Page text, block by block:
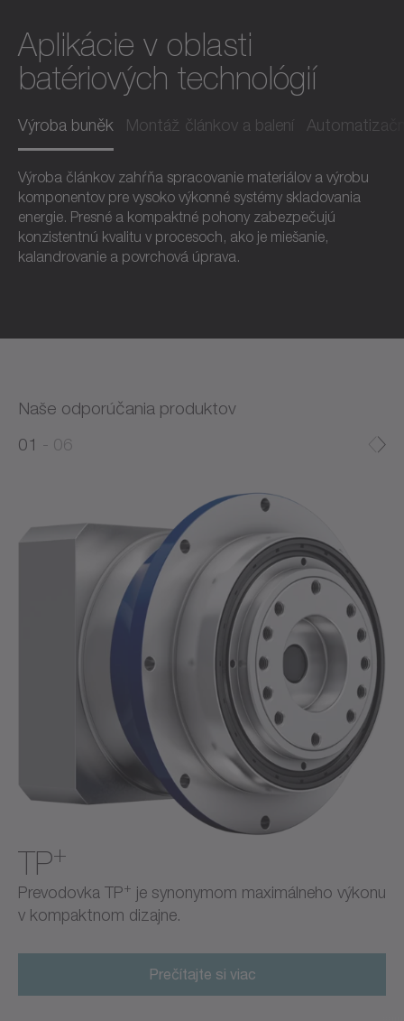
Aplikácie v oblasti
batériových technológií
Výroba buněk Montáž článkov a balení
Výroba článkov zahŕňa spracovanie materiálov a výrobu
komponentov pre vysoko výkonné systémy skladovania
energie. Presné a kompaktné pohony zabezpečujú
konzistentnú kvalitu v procesoch, ako je miešanie,
kalandrovanie a povrchová úprava.
Naše odporúčania produktov
0
0
1
06
TP+
Prevodovka TP+ je synonymom maximálneho výkonu
v kompaktnom dizajne.
Prečítajte si viac